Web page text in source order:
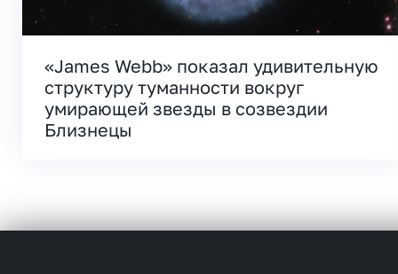
«James Webb» показал удивительную
структуру туманности вокруг
умирающей звезды в созвездии
Близнецы